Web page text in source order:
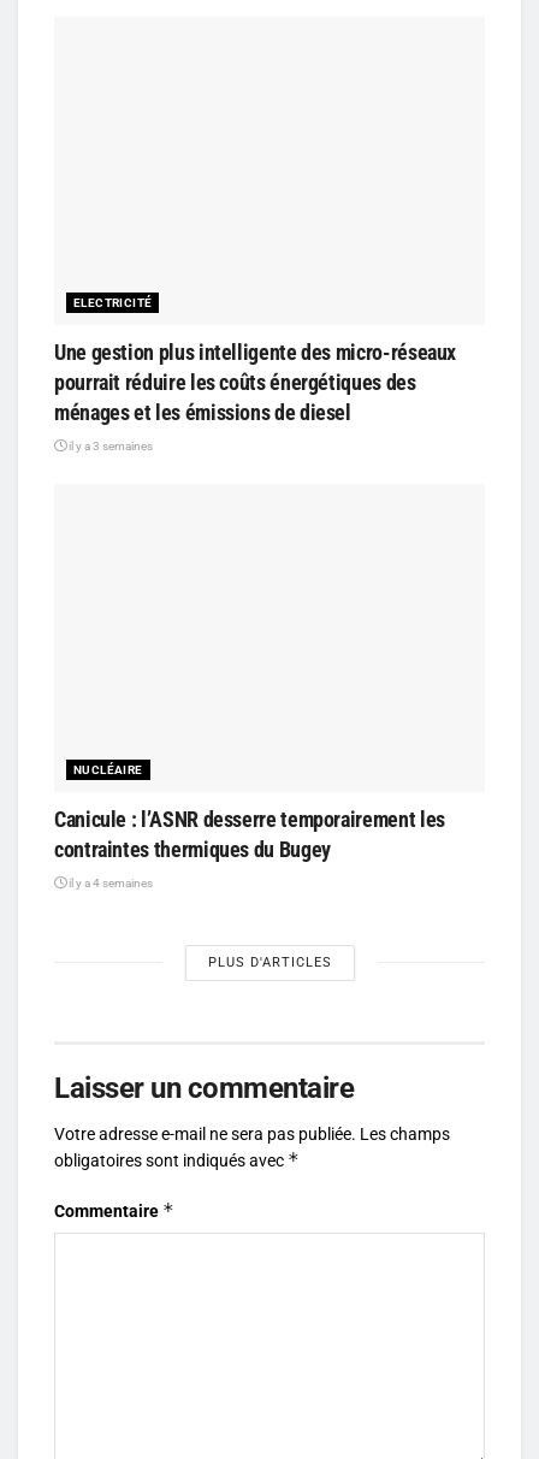
ELECTRICITÉ
Une gestion plus intelligente des micro-réseaux
pourrait réduire les coûts énergétiques des
ménages et les émissions de diesel
il y a 3 semaines
NUCLÉAIRE
Canicule : l’ASNR desserre temporairement les
contraintes thermiques du Bugey
il y a 4 semaines
PLUS D'ARTICLES
Laisser un commentaire
Votre adresse e-mail ne sera pas publiée. Les champs
obligatoires sont indiqués avec *
Commentaire *